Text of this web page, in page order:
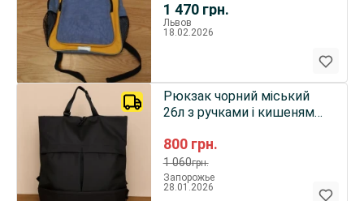
1 470 грн.
Львов
18.02.2026
800 грн.
1 060грн.
Рюкзак чорний міський
26л з ручками і кишенями,
Запорожье
28.01.2026